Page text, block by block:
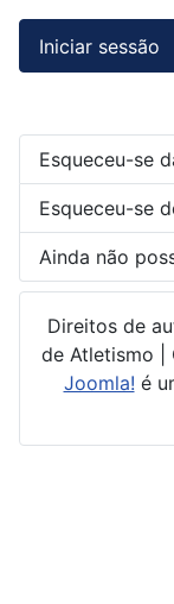
Iniciar sessão
Esqueceu-se
Esqueceu-se
Ainda não
Direitos de
de Atletismo |
Joomla! é